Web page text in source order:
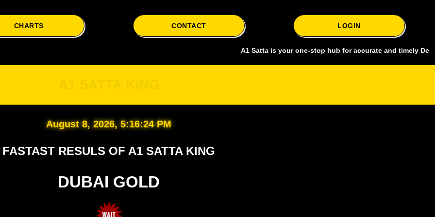
CHARTS CONTACT LOGIN
A1 Satta is your one-stop hub for accurate and timely Delhi
August 8, 2026, 5:16:25 PM
FASTAST RESULS OF A1 SATTA KING
DUBAI GOLD